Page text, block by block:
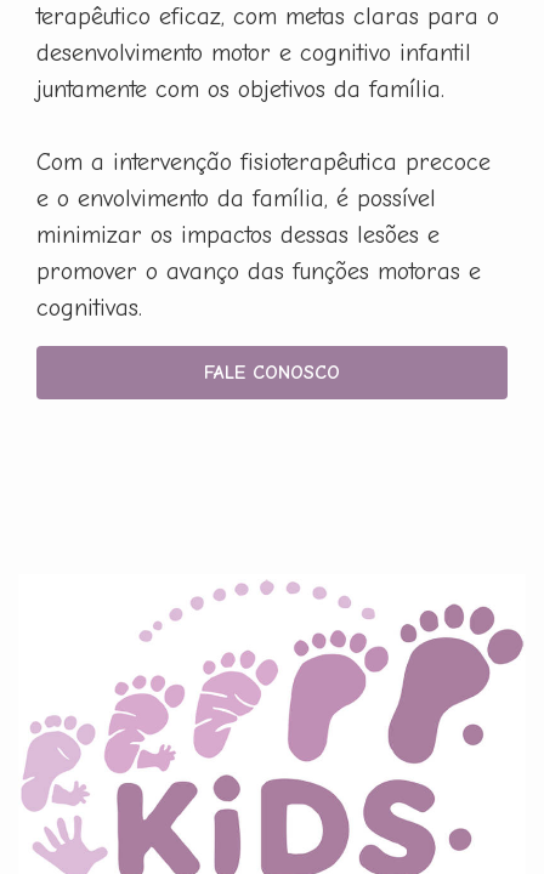
terapêutico eficaz, com metas claras para o
desenvolvimento motor e cognitivo infantil
juntamente com os objetivos da família.
Com a intervenção fisioterapêutica precoce
e o envolvimento da família, é possível
minimizar os impactos dessas lesões e
promover o avanço das funções motoras e
cognitivas.
FALE CONOSCO